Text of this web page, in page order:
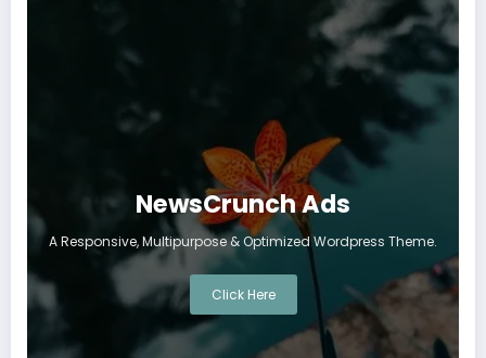
NewsCrunch Ads
A Responsive, Multipurpose & Optimized Wordpress Theme.
Click Here